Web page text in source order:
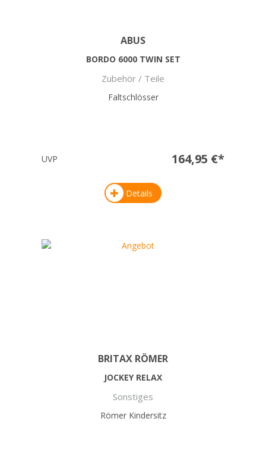
ABUS
BORDO 6000 TWIN SET
Zubehör / Teile
Faltschlösser
UVP 164,95 €*
Details
BRITAX RÖMER
JOCKEY RELAX
Sonstiges
Römer Kindersitz